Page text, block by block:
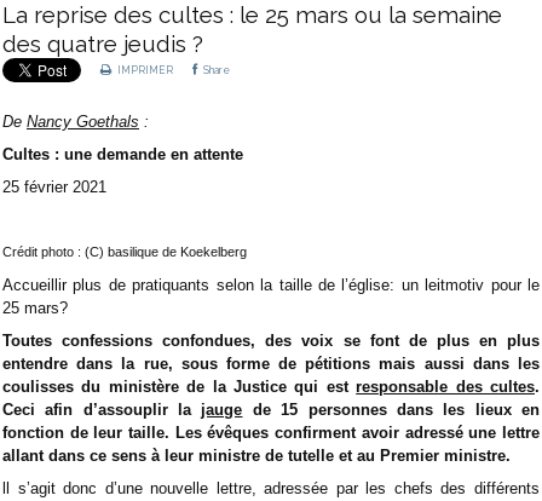
La reprise des cultes : le 25 mars ou la semaine
des quatre jeudis ?
IMPRIMER Share
De Nancy Goethals :
Cultes : une demande en attente
25 février 2021
Crédit photo : (C) basilique de Koekelberg
Accueillir plus de pratiquants selon la taille de l’église: un leitmotiv pour le
25 mars?
Toutes confessions confondues, des voix se font de plus en plus
entendre dans la rue, sous forme de pétitions mais aussi dans les
coulisses du ministère de la Justice qui estresponsable des cultes.
Ceci afin d’assouplir la jauge de 15 personnes dans les lieux en
fonction de leur taille. Les évêques confirment avoir adressé une lettre
allant dans ce sens à leur ministre de tutelle et au Premier ministre.
ll s’agit donc d’une nouvelle lettre, adressée par les chefs des différents